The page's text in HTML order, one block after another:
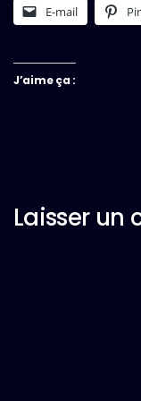
E-mail
J’aime ça :
Laisser un